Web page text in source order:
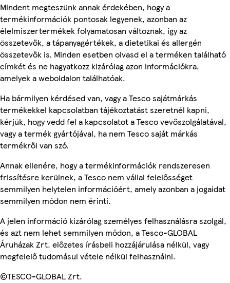
Mindent megteszünk annak érdekében, hogy a
termékinformációk pontosak legyenek, azonban az
élelmiszertermékek folyamatosan változnak, így az
összetevők, a tápanyagértékek, a dietetikai és allergén
összetevők is. Minden esetben olvasd el a terméken található
címkét és ne hagyatkozz kizárólag azon információkra,
amelyek a weboldalon találhatóak.
Ha bármilyen kérdésed van, vagy a Tesco sajátmárkás
termékekkel kapcsolatban tájékoztatást szeretnél kapni,
kérjük, hogy vedd fel a kapcsolatot a Tesco vevőszolgálatával,
vagy a termék gyártójával, ha nem Tesco saját márkás
termékről van szó.
Annak ellenére, hogy a termékinformációk rendszeresen
frissítésre kerülnek, a Tesco nem vállal felelősséget
semmilyen helytelen információért, amely azonban a jogaidat
semmilyen módon nem érinti.
A jelen információ kizárólag személyes felhasználásra szolgál,
és azt nem lehet semmilyen módon, a Tesco-GLOBAL
Áruházak Zrt. előzetes írásbeli hozzájárulása nélkül, vagy
megfelelő tudomásul vétele nélkül felhasználni.
©TESCO-GLOBAL Zrt.